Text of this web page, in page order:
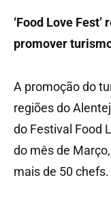
‘Food Love
promover
A promoção do
regiões do
do Festival Food
do mês de
mais de 50 chefs.